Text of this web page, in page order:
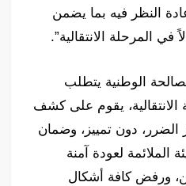
النظر فيه بما يضمن
في المرحلة الانتقالية”.
الوطنية يتطلب
الانتقالية، يقوم على كشف
الضرر، دون تمييز، وضمان
الملائمة لعودة آمنة
ورفض كافة أشكال